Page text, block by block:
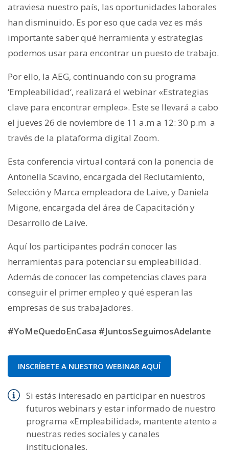
atraviesa nuestro país, las oportunidades laborales
han disminuido. Es por eso que cada vez es más
importante saber qué herramienta y estrategias
podemos usar para encontrar un puesto de trabajo.
Por ello, la AEG, continuando con su programa
‘Empleabilidad‘, realizará el webinar «Estrategias
clave para encontrar empleo». Este se llevará a cabo
el jueves 26 de noviembre de 11 a.m a 12: 30 p.m a
través de la plataforma digital Zoom.
Esta conferencia virtual contará con la ponencia de
Antonella Scavino, encargada del Reclutamiento,
Selección y Marca empleadora de Laive, y Daniela
Migone, encargada del área de Capacitación y
Desarrollo de Laive.
Aquí los participantes podrán conocer las
herramientas para potenciar su empleabilidad.
Además de conocer las competencias claves para
conseguir el primer empleo y qué esperan las
empresas de sus trabajadores.
#YoMeQuedoEnCasa #JuntosSeguimosAdelante
INSCRÍBETE A NUESTRO WEBINAR AQUÍ
Si estás interesado en participar en nuestros
futuros webinars y estar informado de nuestro
programa «Empleabilidad», mantente atento a
nuestras redes sociales y canales
institucionales.